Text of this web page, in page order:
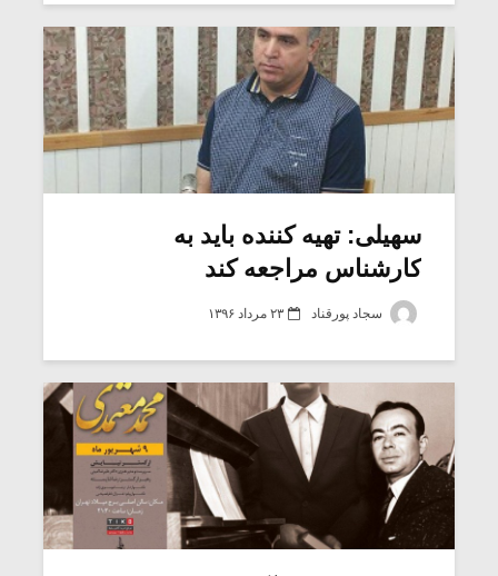
سهیلی: تهیه کننده باید به
کارشناس مراجعه کند
سجاد پورقناد ۲۳ مرداد ۱۳۹۶